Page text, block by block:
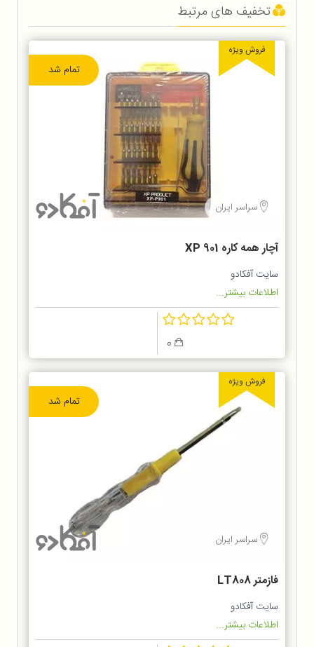
تخفیف های مرتبط
تمام شد
فروش ویژه
سراسر ایران
آچار همه کاره XP 901
سایت آفکادو
اطلاعات بیشتر...
تمام شد
فروش ویژه
سراسر ایران
فازمتر LT808
سایت آفکادو
اطلاعات بیشتر...